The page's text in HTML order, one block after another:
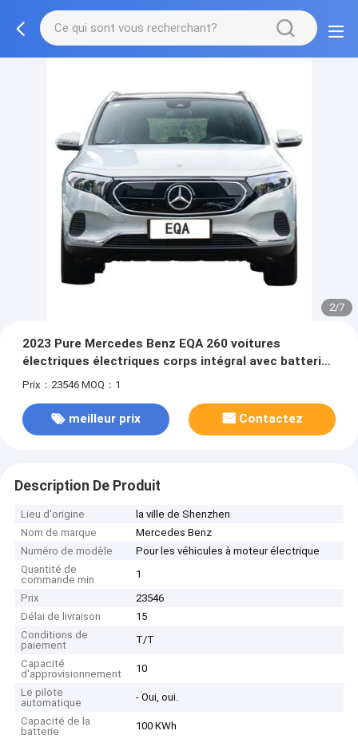
3/7
2023 Pure Mercedes Benz EQA 260 voitures
électriques électriques corps intégral avec batterie
écologique
Prix：23546 MOQ：1
meilleur prix Contactez
Description De Produit
Lieu d'origine
la ville de Shenzhen
Nom de marque
Mercedes Benz
Numéro de modèle
Pour les véhicules à moteur électrique
Quantité de
commande min
1
Prix
23546
Délai de livraison
15
Conditions de
paiement
T/T
Capacité
d'approvisionnement
10
Le pilote
automatique
- Oui, oui.
Capacité de la
batterie
100 KWh